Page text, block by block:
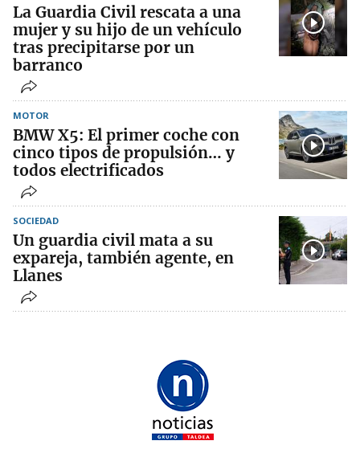
La Guardia Civil rescata a una
mujer y su hijo de un vehículo
tras precipitarse por un
barranco
MOTOR
BMW X5: El primer coche con
cinco tipos de propulsión… y
todos electrificados
SOCIEDAD
Un guardia civil mata a su
expareja, también agente, en
Llanes